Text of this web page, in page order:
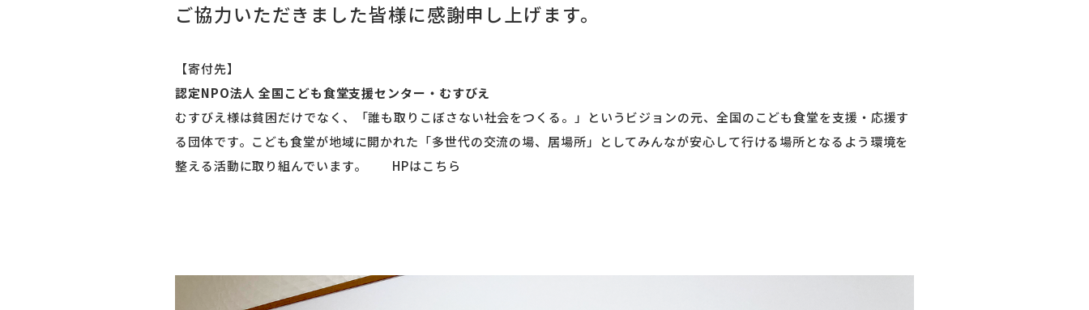
ご協力いただきました皆様に感謝申し上げます。
【寄付先】
認定NPO法人 全国こども食堂支援センター・むすびえ
むすびえ様は貧困だけでなく、「誰も取りこぼさない社会をつくる。」というビジョンの元、全国のこども食堂を支援・応援す
る団体です。こども食堂が地域に開かれた「多世代の交流の場、居場所」としてみんなが安心して行ける場所となるよう環境を
整える活動に取り組んでいます。 HPはこちら